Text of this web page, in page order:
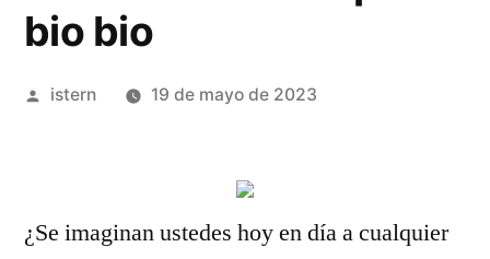
bio bio
Publicado
istern 19 de mayo de 2023
¿Se imaginan ustedes hoy en día a cualquier